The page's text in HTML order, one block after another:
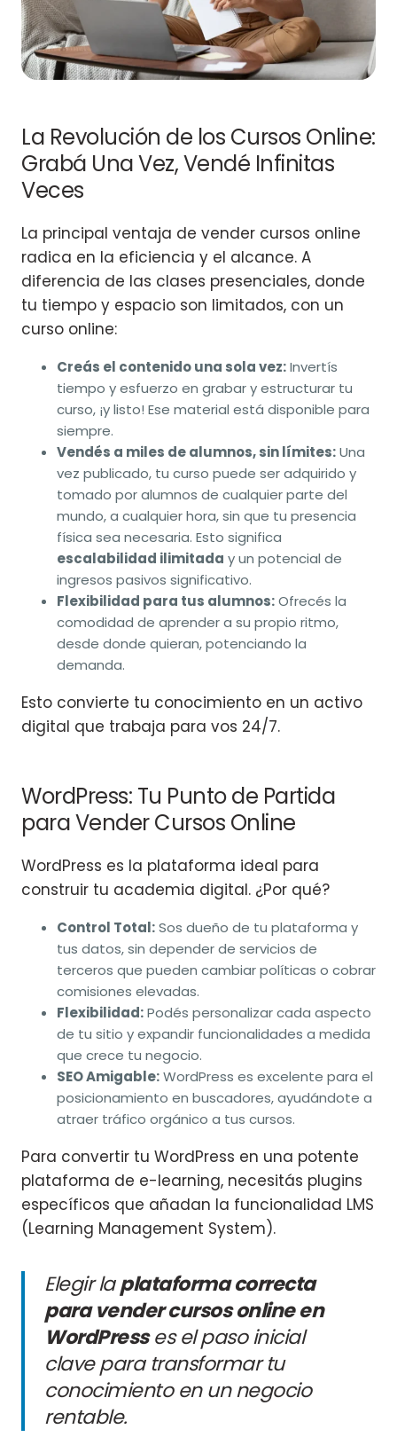
La Revolución de los Cursos Online:
Grabá Una Vez, Vendé Infinitas
Veces
La principal ventaja de vender cursos online
radica en la eficiencia y el alcance. A
diferencia de las clases presenciales, donde
tu tiempo y espacio son limitados, con un
curso online:
Creás el contenido una sola vez:Invertís
tiempo y esfuerzo en grabar y estructurar tu
curso, ¡y listo! Ese material está disponible para
siempre.
Vendés a miles de alumnos, sin límites:Una
vez publicado, tu curso puede ser adquirido y
tomado por alumnos de cualquier parte del
mundo, a cualquier hora, sin que tu presencia
física sea necesaria. Esto significa
escalabilidad ilimitada y un potencial de
ingresos pasivos significativo.
Flexibilidad para tus alumnos:Ofrecés la
comodidad de aprender a su propio ritmo,
desde donde quieran, potenciando la
demanda.
Esto convierte tu conocimiento en un activo
digital que trabaja para vos 24/7.
WordPress: Tu Punto de Partida
para Vender Cursos Online
WordPress es la plataforma ideal para
construir tu academia digital. ¿Por qué?
Control Total:Sos dueño de tu plataforma y
tus datos, sin depender de servicios de
terceros que pueden cambiar políticas o cobrar
comisiones elevadas.
Flexibilidad:Podés personalizar cada aspecto
de tu sitio y expandir funcionalidades a medida
que crece tu negocio.
SEO Amigable:WordPress es excelente para el
posicionamiento en buscadores, ayudándote a
atraer tráfico orgánico a tus cursos.
Para convertir tu WordPress en una potente
plataforma de e-learning, necesitás plugins
específicos que añadan la funcionalidad LMS
(Learning Management System).
Elegir laplataforma correcta
para vender cursos online en
WordPresses el paso inicial
clave para transformar tu
conocimiento en un negocio
rentable.